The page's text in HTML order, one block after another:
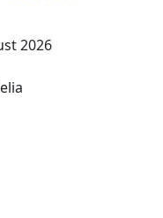
2026